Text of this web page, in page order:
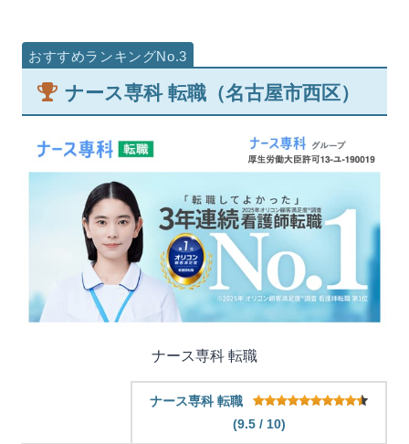
ナース専科 転職（名古屋市西区）
ナース専科 転職
ナース専科 転職
(9.5 / 10)